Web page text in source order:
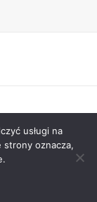
usługi na
strony oznacza,